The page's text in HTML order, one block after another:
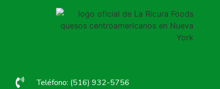
Teléfono: (516) 932-5756